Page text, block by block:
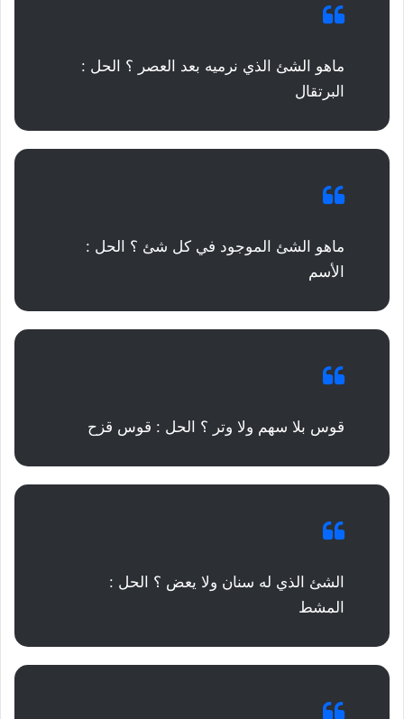
ماهو الشئ الذي نرميه بعد العصر ؟ الحل :
البرتقال
ماهو الشئ الموجود في كل شئ ؟ الحل :
الأسم
قوس بلا سهم ولا وتر ؟ الحل : قوس قزح
الشئ الذي له سنان ولا يعض ؟ الحل :
المشط